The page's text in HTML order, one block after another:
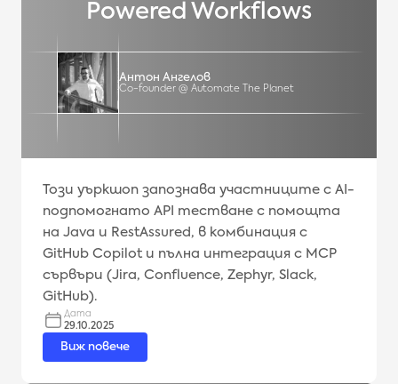
Powered Workflows
Антон Ангелов
Co-founder @ Automate The Planet
Този уъркшоп запознава участниците с AI-
подпомогнато API тестване с помощта
на Java и RestAssured, в комбинация с
GitHub Copilot и пълна интеграция с MCP
сървъри (Jira, Confluence, Zephyr, Slack,
GitHub).
Дата
29.10.2025
Виж повече